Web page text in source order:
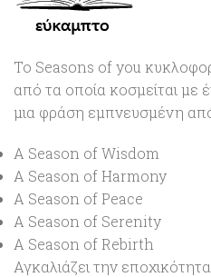
Το Seasons of you
από τα οποία κοσμείται με
μια φράση εμπνευσμένη
A Season of Wisdom
A Season of Harmony
A Season of Peace
A Season of Serenity
A Season of Rebirth
Αγκαλιάζει την